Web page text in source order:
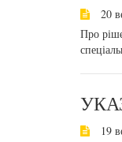
20
Про
19